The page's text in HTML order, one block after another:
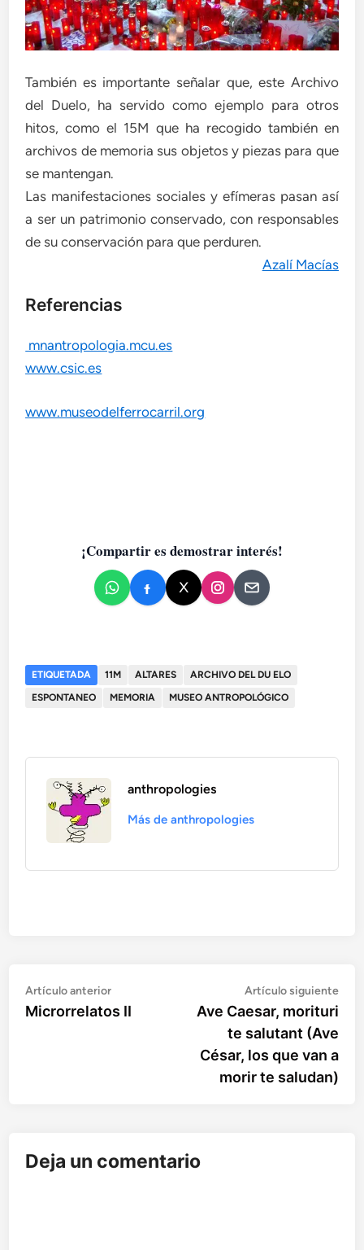
También es importante señalar que, este Archivo
del Duelo, ha servido como ejemplo para otros
hitos, como el 15M que ha recogido también en
archivos de memoria sus objetos y piezas para que
se mantengan.
Las manifestaciones sociales y efímeras pasan así
a ser un patrimonio conservado, con responsables
de su conservación para que perduren.
Azalí Macías
Referencias
mnantropologia.mcu.es
www.csic.es
www.museodelferrocarril.org
¡Compartir es demostrar interés!
ETIQUETADA 11M ALTARES
ARCHIVO DEL DU ELO
ESPONTANEO
MEMORIA MUSEO ANTROPOLÓGICO
anthropologies
Más de anthropologies
Navegación
de
Artículo anteriorArtículo
anterior:
Microrrelatos II
Artículo siguiente
Ave Caesar, morituri
te salutant (Ave
César, los que van a
morir te saludan)
Deja un comentario